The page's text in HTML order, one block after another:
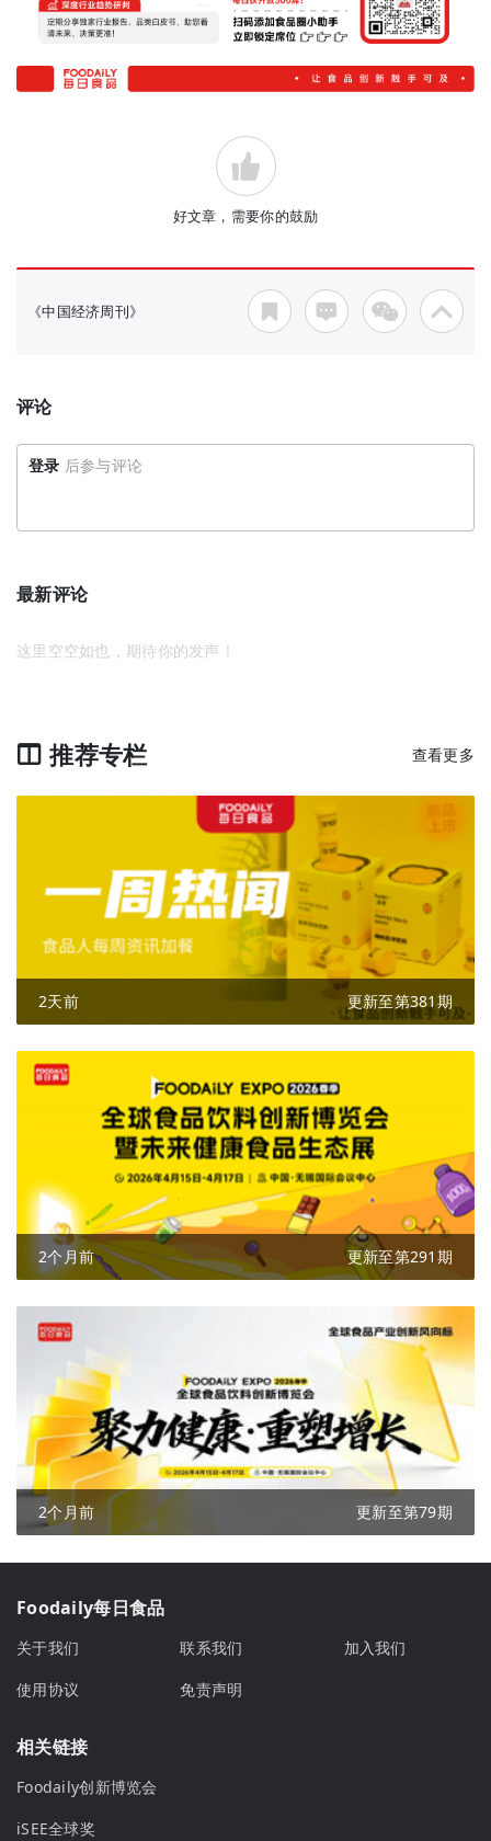
好文章，需要你的鼓励
《中国经济周刊》
评论
登录 后参与评论
最新评论
这里空空如也，期待你的发声！
推荐专栏 查看更多
2天前 更新至第381期
2个月前 更新至第291期
2个月前 更新至第79期
Foodaily每日食品
关于我们 联系我们
加入我们
使用协议
免责声明
相关链接
Foodaily创新博览会
iSEE全球奖